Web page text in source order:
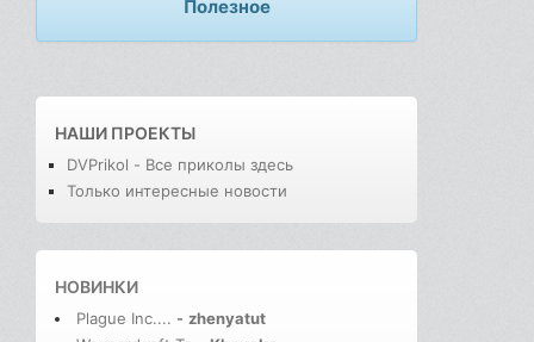
Полезное
НАШИ ПРОЕКТЫ
DVPrikol - Все приколы здесь
Только интересные новости
НОВИНКИ
Plague Inc.... - zhenyatut